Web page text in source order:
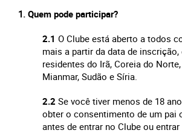
Quem pode participar?
2.1 O Clube está aberto a todos
mais a partir da data de
residentes do Irã, Coreia do Norte,
Mianmar, Sudão e Síria.
2.2 Se você tiver menos de 18
obter o consentimento de um pai
antes de entrar no Clube ou